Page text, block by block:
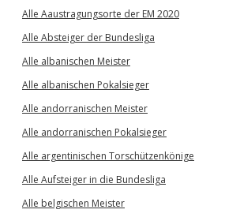
Alle Aaustragungsorte der EM 2020
Alle Absteiger der Bundesliga
Alle albanischen Meister
Alle albanischen Pokalsieger
Alle andorranischen Meister
Alle andorranischen Pokalsieger
Alle argentinischen Torschützenkönige
Alle Aufsteiger in die Bundesliga
Alle belgischen Meister